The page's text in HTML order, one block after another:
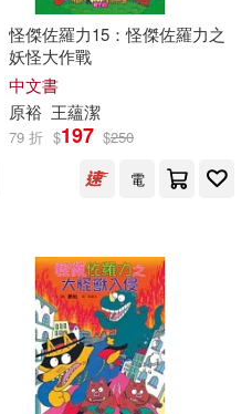
怪傑佐羅力15：怪傑佐羅力之
妖怪大作戰
中文書
原裕 王蘊潔
79 折 $197 $250
電